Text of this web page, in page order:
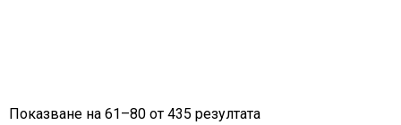
Показване на 61–80 от 435 резултата